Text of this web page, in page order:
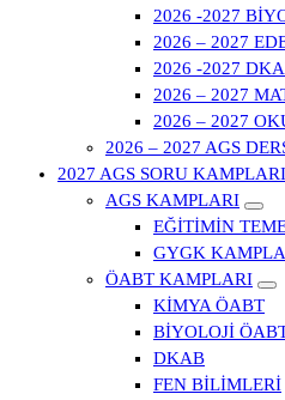
2026 -2027
2026 – 2027
2026 -2027
2026 – 2027
2026 – 2027
2026 – 2027 AGS
2027 AGS SORU
AGS KAMPLARI
EĞİTİMİN
GYGK
ÖABT KAMPLARI
KİMYA ÖABT
BİYOLOJİ
DKAB
FEN BİLİMLERİ